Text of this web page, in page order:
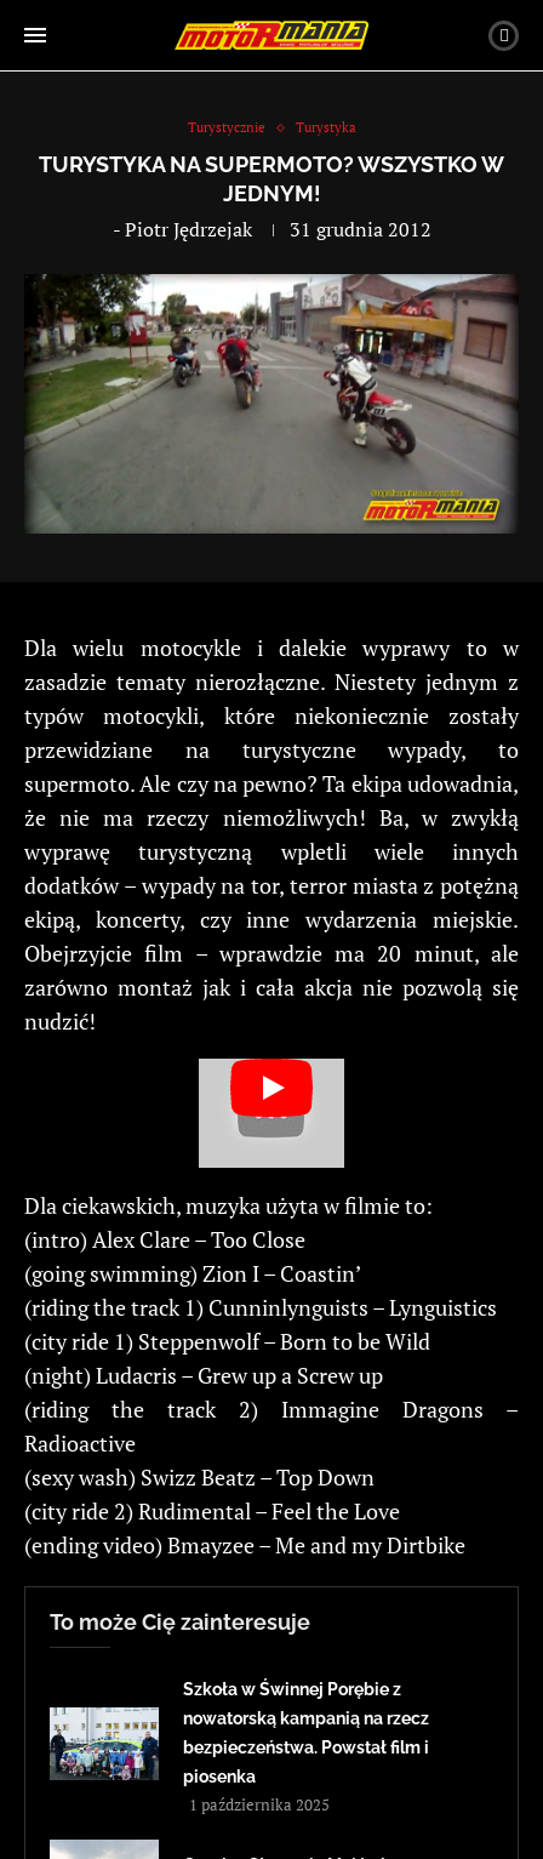
Turystycznie Turystyka
TURYSTYKA NA SUPERMOTO? WSZYSTKO W
JEDNYM!
-Piotr Jędrzejak 31 grudnia 2012
Dla wielu motocykle i dalekie wyprawy to w
zasadzie tematy nierozłączne. Niestety jednym z
typów motocykli, które niekoniecznie zostały
przewidziane na turystyczne wypady, to
supermoto. Ale czy na pewno? Ta ekipa udowadnia,
że nie ma rzeczy niemożliwych! Ba, w zwykłą
wyprawę turystyczną wpletli wiele innych
dodatków – wypady na tor, terror miasta z potężną
ekipą, koncerty, czy inne wydarzenia miejskie.
Obejrzyjcie film – wprawdzie ma 20 minut, ale
zarówno montaż jak i cała akcja nie pozwolą się
nudzić!
Dla ciekawskich, muzyka użyta w filmie to:
(intro) Alex Clare – Too Close
(going swimming) Zion I – Coastin’
(riding the track 1) Cunninlynguists – Lynguistics
(city ride 1) Steppenwolf – Born to be Wild
(night) Ludacris – Grew up a Screw up
(riding the track 2) Immagine Dragons –
Radioactive
(sexy wash) Swizz Beatz – Top Down
(city ride 2) Rudimental – Feel the Love
(ending video) Bmayzee – Me and my Dirtbike
To może Cię zainteresuje
Szkoła w Świnnej Porębie z
nowatorską kampanią na rzecz
bezpieczeństwa. Powstał film i
piosenka
1 października 2025